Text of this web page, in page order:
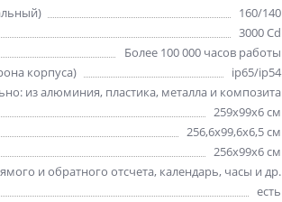
160/140
3000 Cd
Более 100 000 часов работы
корпуса)
ip65/ip54
из алюминия, пластика, металла и композита
259х99х6 см
256,6х99,6х6,5 см
256х99х6 см
и обратного отсчета, календарь, часы и др.
есть